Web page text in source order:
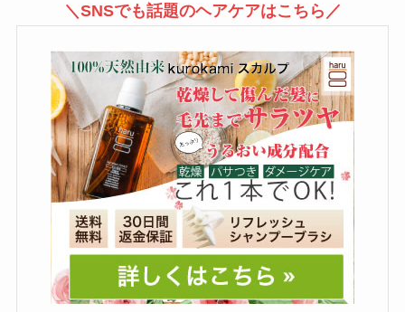
＼SNSでも話題のヘアケアはこちら／